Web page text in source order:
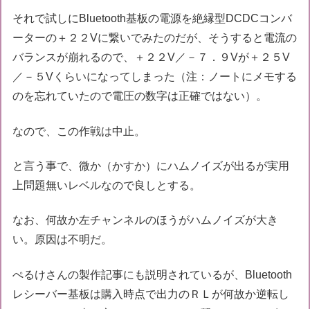
それで試しにBluetooth基板の電源を絶縁型DCDCコンバ
ーターの＋２２Vに繋いでみたのだが、そうすると電流の
バランスが崩れるので、＋２２V／－７．９Vが＋２５V
／－５Vくらいになってしまった（注：ノートにメモする
のを忘れていたので電圧の数字は正確ではない）。
なので、この作戦は中止。
と言う事で、微か（かすか）にハムノイズが出るが実用
上問題無いレベルなので良しとする。
なお、何故か左チャンネルのほうがハムノイズが大き
い。原因は不明だ。
ぺるけさんの製作記事にも説明されているが、Bluetooth
レシーバー基板は購入時点で出力のＲＬが何故か逆転し